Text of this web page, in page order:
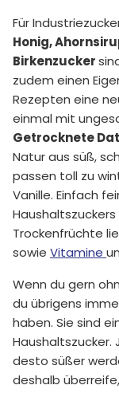
Für
Honig,
Birkenzucker
zudem einen
Rezepten eine
einmal mit
Getrocknete
Natur aus süß,
passen toll zu
Vanille. Einfach
Trockenfrüchte
sowie Vitamine
Wenn du gern
du übrigens
haben. Sie sind
Haushaltszucker.
desto süßer
deshalb